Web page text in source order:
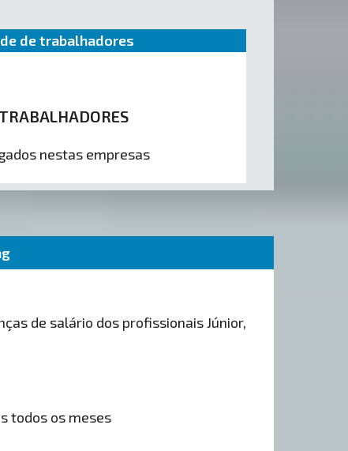
de trabalhadores
nestas empresas
de salário dos profissionais Júnior,
todos os meses